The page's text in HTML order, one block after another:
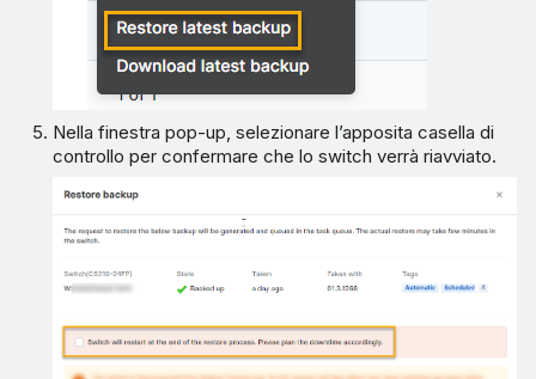
Nella finestra pop-up, selezionare l’apposita casella di
controllo per confermare che lo switch verrà riavviato.